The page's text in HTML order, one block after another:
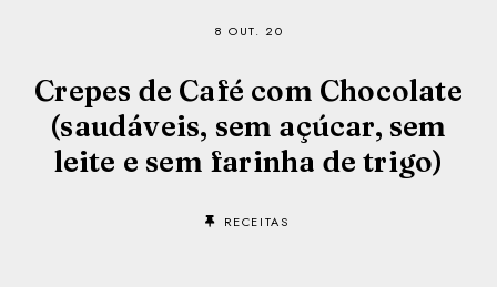
8 OUT. 20
Crepes de Café com Chocolate
(saudáveis, sem açúcar, sem
leite e sem farinha de trigo)
RECEITAS